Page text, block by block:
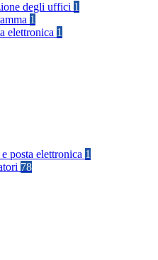
degli uffici 1
1
elettronica 1
posta elettronica 1
78